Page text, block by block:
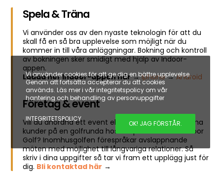
Spela & Träna
Vi använder oss av den nyaste teknologin för att du
skall få en så bra upplevelse som möjligt när du
kommer in till våra anläggningar. Bokning och kontroll
av bokningen sker smidigt med hjälp av Indoor-
appen.
Ladda ner Indoor-appen här→Iphone→Android
Företag & event
Vill du anordna ett event eller bara kunna bjuda dina
kunder på en golfrunda hos oss på Östersund Indoor
Golf? Inomhusgolfen förespråkar avslappnande
möten med möjlighet till långvariga relationer. Så
skriv i dina uppgifter så tar vi fram ett upplägg just för
dig. Bli kontaktad här →
Vi använder cookies för att ge dig en bättre upplevelse.
Genom att fortsätta accepterar du att cookies
används. Läs mer i vår integritetspolicy om vår
hantering och behandling av personuppgifter
INTEGRITETSPOLICY
OK! JAG FÖRSTÅR.